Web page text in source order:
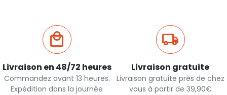
Livraison en 48/72 heures
Commandez avant 13 heures.
Expédition dans la journée
Livraison gratuite
Livraison gratuite près de chez
vous à partir de 39,90€